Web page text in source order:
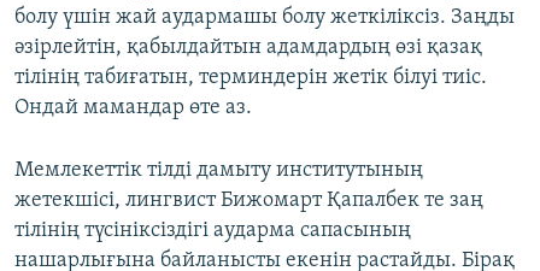
болу үшін жай аудармашы болу жеткіліксіз. Заңды
әзірлейтін, қабылдайтын адамдардың өзі қазақ
тілінің табиғатын, терминдерін жетік білуі тиіс.
Ондай мамандар өте аз.
Мемлекеттік тілді дамыту институтының
жетекшісі, лингвист Бижомарт Қапалбек те заң
тілінің түсініксіздігі аударма сапасының
нашарлығына байланысты екенін растайды. Бірақ